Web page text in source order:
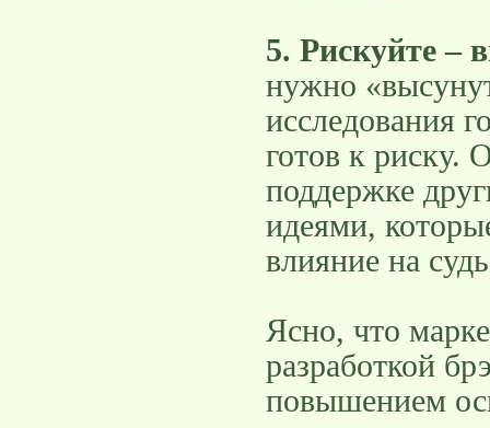
5. Рискуйте –
нужно
исследования
готов к риску.
поддержке
идеями,
влияние на
Ясно, что
разработкой
повышением